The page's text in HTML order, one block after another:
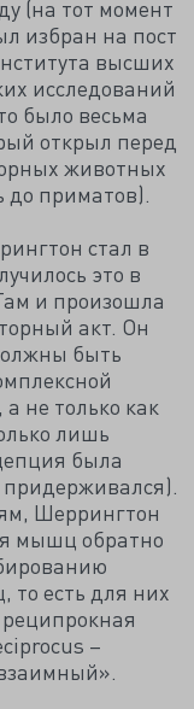
(на тот момент
избран на пост
высших
исследований
было весьма
открыл перед
животных
до приматов).
стал в
это в
и произошла
акт. Он
быть
не только как
лишь
была
Шеррингтон
мышц обратно
есть для них
–